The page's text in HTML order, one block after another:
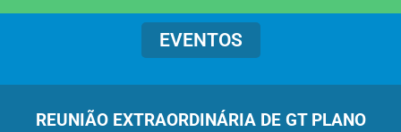
EVENTOS
REUNIÃO EXTRAORDINÁRIA DE GT PLANO